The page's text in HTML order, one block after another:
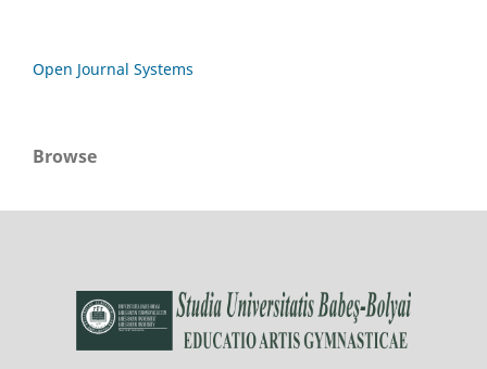
Open Journal Systems
Browse